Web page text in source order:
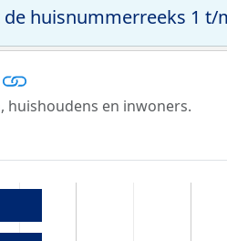
huisnummerreeks 1 t/
huishoudens en inwoners.